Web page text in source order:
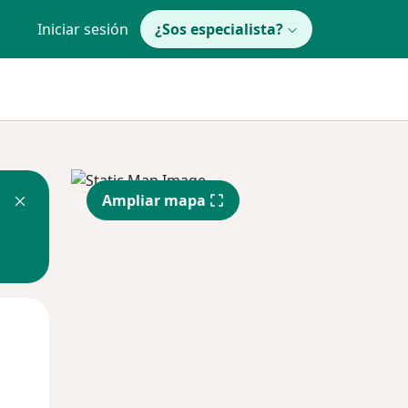
Iniciar sesión ¿Sos especialista?
Ampliar mapa